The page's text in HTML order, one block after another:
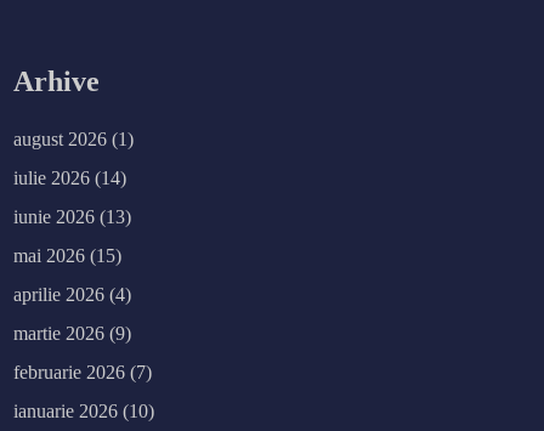
Arhive
august 2026 (1)
iulie 2026 (14)
iunie 2026 (13)
mai 2026 (15)
aprilie 2026 (4)
martie 2026 (9)
februarie 2026 (7)
ianuarie 2026 (10)